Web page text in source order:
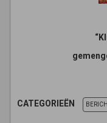
CATEGORIEËN